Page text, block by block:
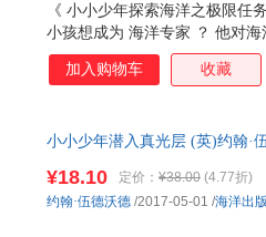
《 小小少年探索海洋之极限任
小孩想成为 海洋专家 ？ 他对
海洋， 《 小小少年探索海洋之
子 海洋探索梦想 。 海洋探险
大西洋海岸,然后到南美,之后在
幅海底高清图片，时刻吸引孩
去哪里？是不是说了也糊涂？
加入购物车 收藏
小小少年潜入真光层 (英)约翰·
¥18.10 定价： ¥38.00 (4.77折)
约翰·伍德沃德 /2017-05-01 /海洋出